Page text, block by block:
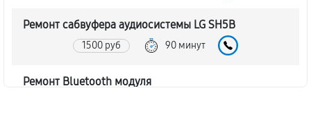
Ремонт сабвуфера аудиосистемы LG SH5B
1500 руб 90 минут
Ремонт Bluetooth модуля